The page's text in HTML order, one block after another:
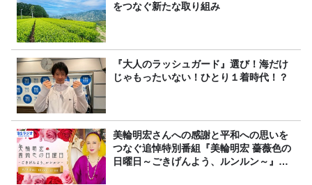
をつなぐ新たな取り組み
『大人のラッシュガード』選び！海だけ
じゃもったいない！ひとり１着時代！？
美輪明宏さんへの感謝と平和への思いを
つなぐ追悼特別番組『美輪明宏 薔薇色の
日曜日～ごきげんよう、ルンルン～』